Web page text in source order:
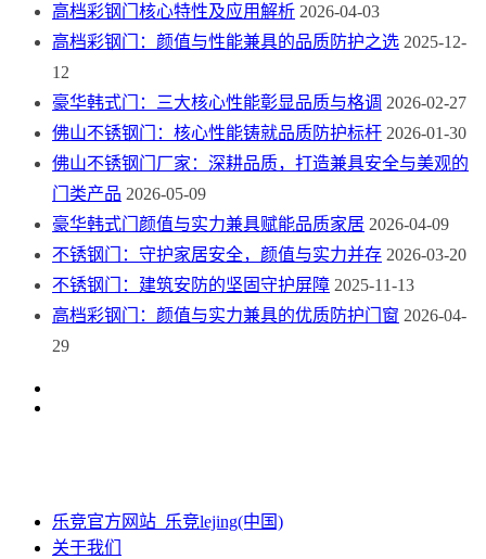
高档彩钢门核心特性及应用解析 2026-04-03
高档彩钢门：颜值与性能兼具的品质防护之选 2025-12-
12
豪华韩式门：三大核心性能彰显品质与格调 2026-02-27
佛山不锈钢门：核心性能铸就品质防护标杆 2026-01-30
佛山不锈钢门厂家：深耕品质，打造兼具安全与美观的
门类产品 2026-05-09
豪华韩式门颜值与实力兼具赋能品质家居 2026-04-09
不锈钢门：守护家居安全，颜值与实力并存 2026-03-20
不锈钢门：建筑安防的坚固守护屏障 2025-11-13
高档彩钢门：颜值与实力兼具的优质防护门窗 2026-04-
29
乐竞官方网站_乐竞lejing(中国)
关于我们